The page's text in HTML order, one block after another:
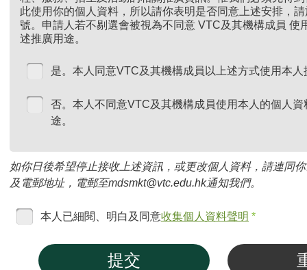
此使用你的個人資料，所以請你表明是否同意上述安排，
號。申請人若不剔選會被視為不同意 VTC及其機構成員 使
述推廣用途。
是。本人同意VTC及其機構成員以上述方式使用本
否。本人不同意VTC及其機構成員使用本人的個人
途。
如你日後希望停止接收上述資訊，或更改個人資料，請連同
及電郵地址，電郵至mdsmkt@vtc.edu.hk通知我們。
本人已細閱、明白及同意收集個人資料聲明 *
提交